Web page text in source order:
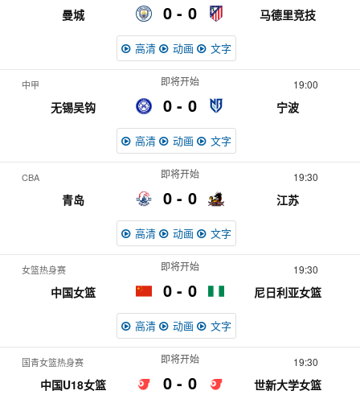
曼城 0 马德里竞技
0
高清 动画 文字
中甲 19:00
无锡吴钩 0
即将开始
宁波
0
高清 动画 文字
CBA 19:30
青岛 0
即将开始
江苏
0
高清 动画 文字
女篮热身赛 19:30
中国女篮 0
即将开始
尼日利亚女篮
0
高清 动画 文字
国青女篮热身赛 19:30
中国U18女篮 0
即将开始
世新大学女篮
0